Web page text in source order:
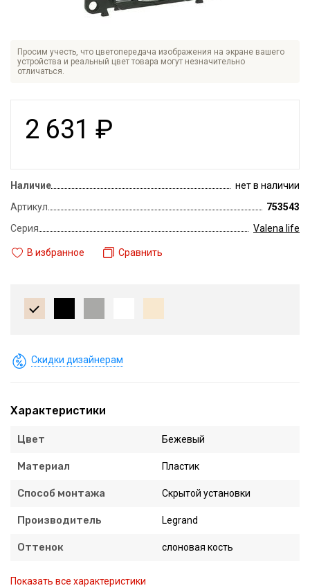
Просим учесть, что цветопередача изображения на экране вашего
устройства и реальный цвет товара могут незначительно
отличаться.
2 631 ₽
Наличие
нет в наличии
Артикул
753543
Серия
Valena life
В избранное Сравнить
Скидки дизайнерам
Характеристики
Цвет Бежевый
Материал Пластик
Способ монтажа Скрытой установки
Производитель Legrand
Оттенок слоновая кость
Показать все характеристики